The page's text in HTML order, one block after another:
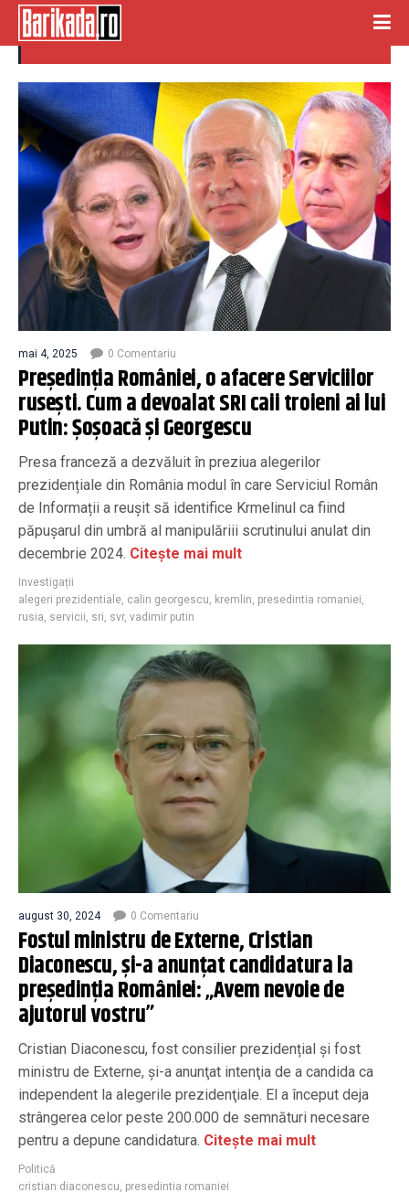
presedintia romaniei
mai 4, 2025 0 Comentariu
Președinția României, o afacere Serviciilor
rusești. Cum a devoalat SRI caii troieni ai lui
Putin: Șoșoacă și Georgescu
Presa franceză a dezvăluit în preziua alegerilor
prezidențiale din România modul în care Serviciul Român
de Informații a reușit să identifice Krmelinul ca fiind
păpușarul din umbră al manipulăriii scrutinului anulat din
decembrie 2024. Citește mai mult
Investigații
alegeri prezidentiale, calin georgescu, kremlin, presedintia romaniei,
rusia, servicii, sri, svr, vadimir putin
august 30, 2024 0 Comentariu
Fostul ministru de Externe, Cristian
Diaconescu, și-a anunțat candidatura la
președinția României: „Avem nevoie de
ajutorul vostru”
Cristian Diaconescu, fost consilier prezidențial și fost
ministru de Externe, şi-a anunţat intenţia de a candida ca
independent la alegerile prezidenţiale. El a început deja
strângerea celor peste 200.000 de semnături necesare
pentru a depune candidatura. Citește mai mult
Politică
cristian diaconescu, presedintia romaniei